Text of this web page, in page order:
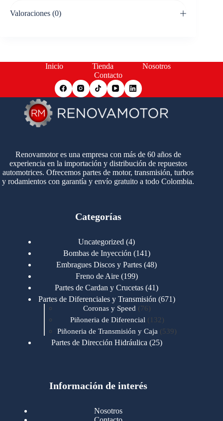
Valoraciones (0)
Inicio Tienda
Nosotros
Contacto
Renovamotor es una empresa con más de 60 años de
experiencia en la importación y distribución de repuestos
automotrices. Ofrecemos partes de motor, transmisión, turbos
y rodamientos con garantía y envío gratuito a todo Colombia.
Categorías
Uncategorized 44
productos
Bombas de Inyección 141141
productos
Embragues Discos y Partes 4848
Freno de Aire 199199
productos
Partes de Cardan y Crucetas 4141
productos
Partes de Diferenciales y Transmisión 671671
Coronas y Speed 7676
productos
Piñoneria de Diferencial 132 132
productos
Piñoneria de Transmisión y Caja 539539
Partes de Dirección Hidráulica 2525
Motores Cummins 723
Cummins B/C 855
Información de interés
Nosotros